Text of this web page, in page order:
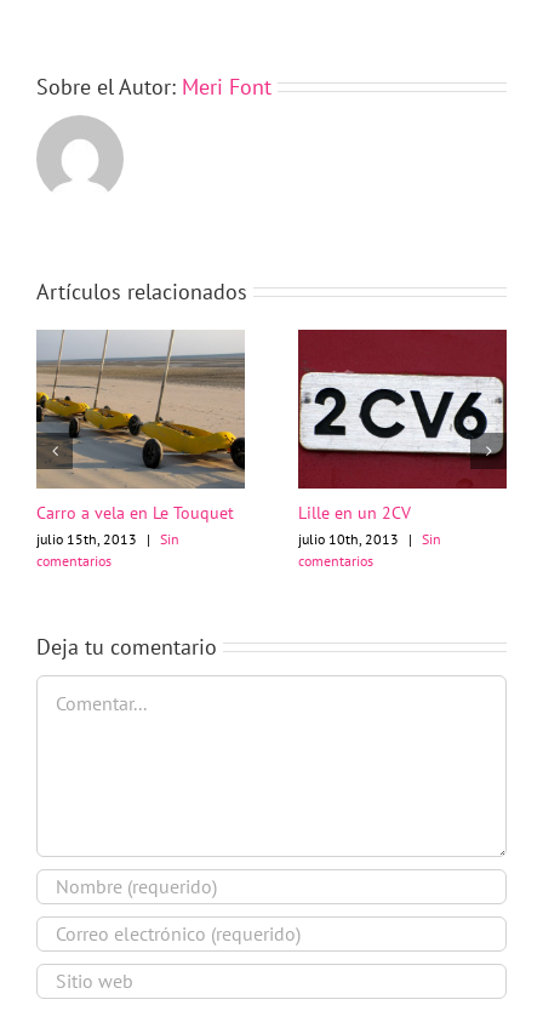
Sobre el Autor: Meri Font
Artículos relacionados
Carro a vela en Le Touquet
julio 15th, 2013 | Sin
comentarios
Lille en un 2CV
julio 10th, 2013 | Sin
comentarios
Deja tu comentario
Comentar